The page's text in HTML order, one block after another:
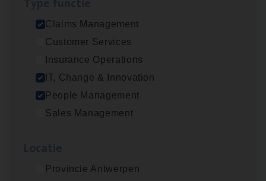
Claims Management
Customer Services
Insurance Operations
IT, Change & Innovation
People Management
Sales Management
Provincie Antwerpen
(Agi­le)ITPro­ject Manager
IT, Change & Innovation
Antwerpen
Busi­ness Mana­ger Mari­ne Cargo